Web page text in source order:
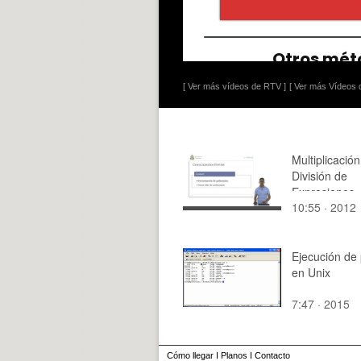
[ Ver más vídeos de RTV ] [ Ver más Vídeos
División de
Expresiones
Racionales
10:55 · 2012
Ejecución
en Unix
7:47 · 2015
Cómo llegar I Planos I Contacto